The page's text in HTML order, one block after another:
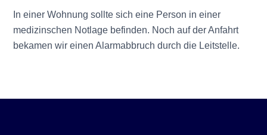
In einer Wohnung sollte sich eine Person in einer
medizinschen Notlage befinden. Noch auf der Anfahrt
bekamen wir einen Alarmabbruch durch die Leitstelle.